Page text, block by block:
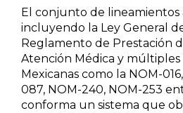
El conjunto de
incluyendo la Ley General
Reglamento de Prestación
Atención Médica y múltiples
Mexicanas como la NOM-
087, NOM-240, NOM-253
conforma un sistema que